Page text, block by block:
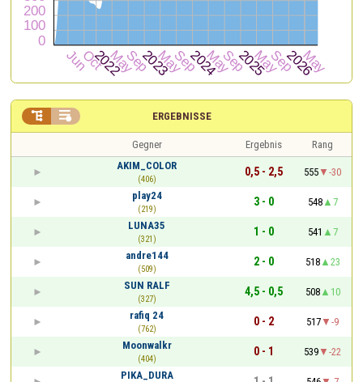
ERGEBNISSE
 
Gegner Ergebnis
Rang
AKIM_COLOR
(406)
0,5 - 2,5 555
-30
play24
(219)
3 - 0 548
7
LUNA35
(321)
1 - 0 541
7
andre144
(509)
2 - 0 518
23
SUN RALF
(327)
4,5 - 0,5 508
10
rafiq 24
(762)
0 - 2 517
-9
Moonwalkr
(404)
0 - 1 539
-22
PIKA_DURA